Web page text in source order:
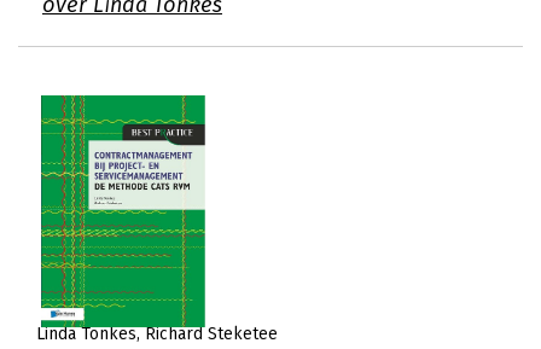
Linda Tonkes Richard Steketee